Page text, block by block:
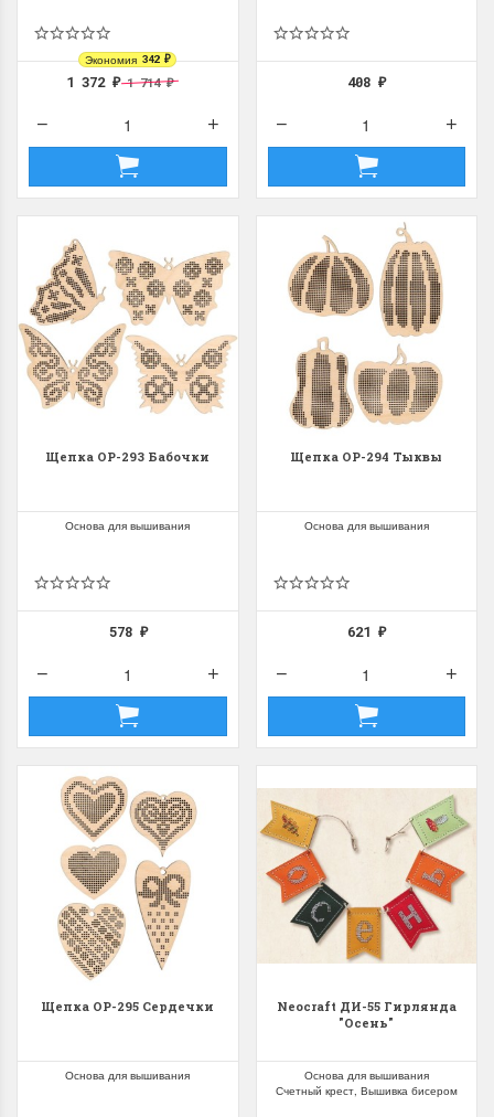
Экономия 342₽
1 372 ₽ 1 714₽ 408₽
Щепка ОР-293 Бабочки
Основа для вышивания
578 ₽
Щепка ОР-294 Тыквы
Основа для вышивания
621₽
Щепка ОР-295 Сердечки
Основа для вышивания
Neocraft ДИ-55 Гирлянда
"Осень"
Основа для вышивания
Счетный крест, Вышивка бисером